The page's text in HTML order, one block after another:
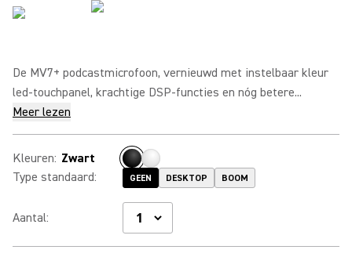
De MV7+ podcastmicrofoon, vernieuwd met instelbaar kleur
led-touchpanel, krachtige DSP-functies en nóg betere...
Meer lezen
Kleuren: Zwart
Type standaard: GEEN DESKTOP BOOM
Aantal: